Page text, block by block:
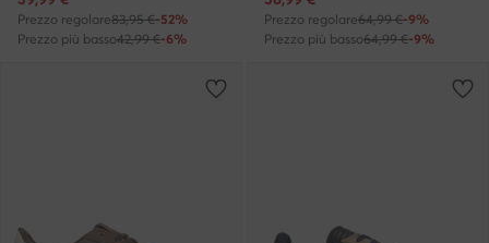
Prezzo regolare83,95 €-52%
Prezzo più basso42,99 €-6%
Prezzo regolare64,99 €-9%
Prezzo più basso64,99 €-9%